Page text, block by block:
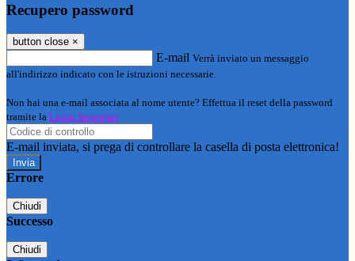
Recupero password
button close ×
E-mail Verrà inviato un messaggio
all'indirizzo indicato con le istruzioni necessarie.
Non hai una e-mail associata al nome utente? Effettua il reset della password
tramite la Login Spaggiari
E-mail inviata, si prega di controllare la casella di posta elettronica!
Errore
Chiudi
Successo
Chiudi